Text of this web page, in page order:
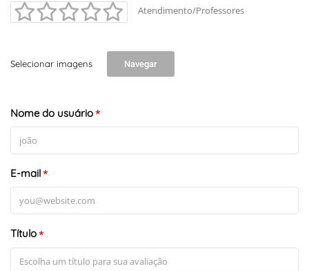
Atendimento/Professores
Selecionar imagens Navegar
Nome do usuário*
E-mail*
Título*